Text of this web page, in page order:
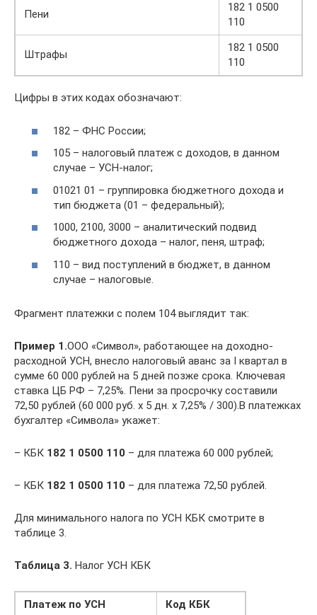
Пени
182 1 0500
110
Штрафы
182 1 0500
110
Цифры в этих кодах обозначают:
182 – ФНС России;
105 – налоговый платеж с доходов, в данном
случае – УСН-налог;
01021 01 – группировка бюджетного дохода и
тип бюджета (01 – федеральный);
1000, 2100, 3000 – аналитический подвид
бюджетного дохода – налог, пеня, штраф;
110 – вид поступлений в бюджет, в данном
случае – налоговые.
Фрагмент платежки с полем 104 выглядит так:
Пример 1.ООО «Символ», работающее на доходно-
расходной УСН, внесло налоговый аванс за I квартал в
сумме 60 000 рублей на 5 дней позже срока. Ключевая
ставка ЦБ РФ – 7,25%. Пени за просрочку составили
72,50 рублей (60 000 руб. х 5 дн. х 7,25% / 300).В платежках
бухгалтер «Символа» укажет:
– КБК 182 1 0500 110 – для платежа 60 000 рублей;
– КБК 182 1 0500 110 – для платежа 72,50 рублей.
Для минимального налога по УСН КБК смотрите в
таблице 3.
Таблица 3. Налог УСН КБК
Платеж по УСН
Код КБК